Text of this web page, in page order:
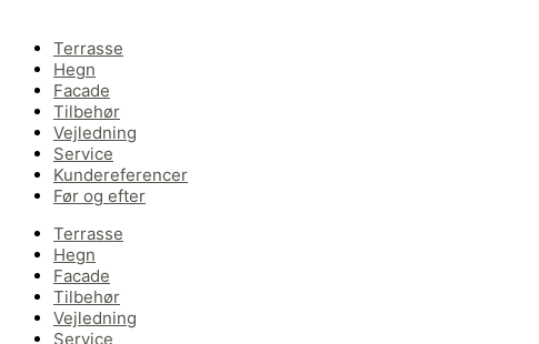
Terrasse
Hegn
Facade
Tilbehør
Vejledning
Service
Kundereferencer
Før og efter
Terrasse
Hegn
Facade
Tilbehør
Vejledning
Service